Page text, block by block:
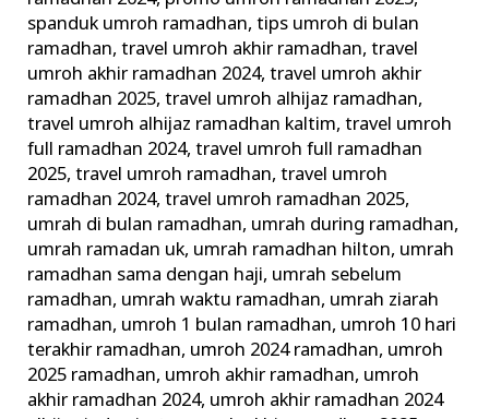
spanduk umroh ramadhan,tips umroh di bulan
ramadhan,travel umroh akhir ramadhan,travel
umroh akhir ramadhan 2024,travel umroh akhir
ramadhan 2025,travel umroh alhijaz ramadhan,
travel umroh alhijaz ramadhan kaltim,travel umroh
full ramadhan 2024,travel umroh full ramadhan
2025,travel umroh ramadhan,travel umroh
ramadhan 2024,travel umroh ramadhan 2025,
umrah di bulan ramadhan, umrah during ramadhan,
umrah ramadan uk, umrah ramadhan hilton, umrah
ramadhan sama dengan haji, umrah sebelum
ramadhan, umrah waktu ramadhan, umrah ziarah
ramadhan, umroh 1 bulan ramadhan, umroh 10 hari
terakhir ramadhan, umroh 2024 ramadhan, umroh
2025 ramadhan, umroh akhir ramadhan, umroh
akhir ramadhan 2024, umroh akhir ramadhan 2024